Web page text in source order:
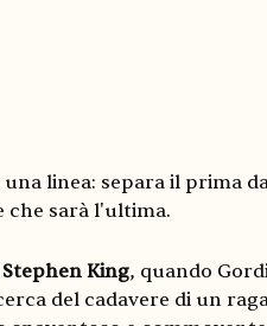
linea: separa il prima
che sarà l'ultima.
King, quando
del cadavere di un